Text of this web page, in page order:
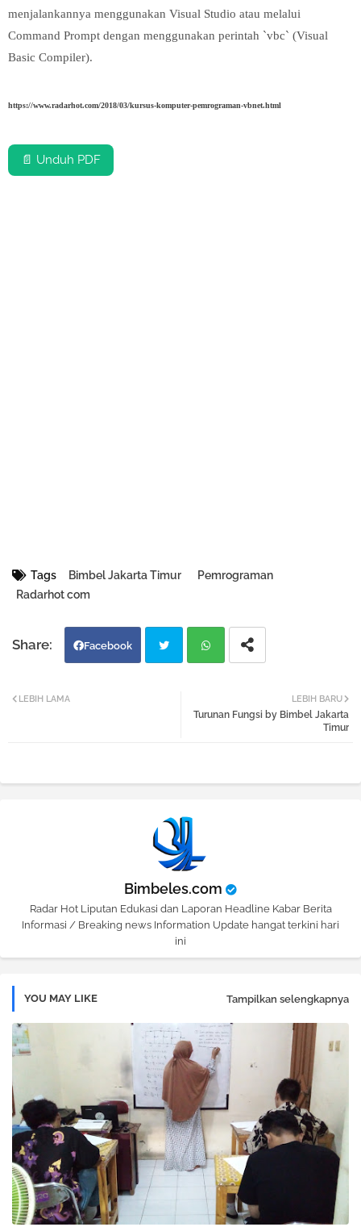
menjalankannya menggunakan Visual Studio atau melalui
Command Prompt dengan menggunakan perintah `vbc` (Visual
Basic Compiler).
https://www.radarhot.com/2018/03/kursus-komputer-pemrograman-vbnet.html
📄 Unduh PDF
Tags Bimbel Jakarta Timur
Pemrograman
Radarhot com
Facebook
atsa
LEBIH BARU
Turunan Fungsi by Bimbel Jakarta
Timur
LEBIH LAMA
Bimbeles.com
Radar Hot Liputan Edukasi dan Laporan Headline Kabar Berita
Informasi / Breaking news Information Update hangat terkini hari
ini
YOU MAY LIKE Tampilkan selengkapnya